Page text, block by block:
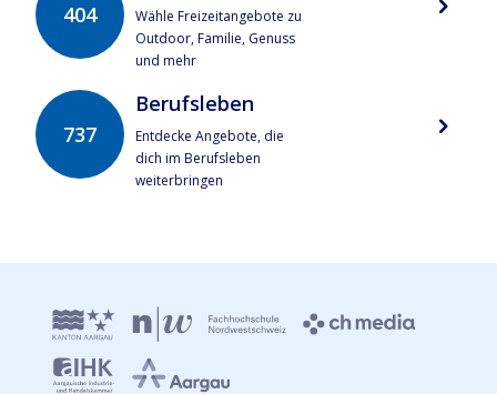
404
Wähle Freizeitangebote zu
Outdoor, Familie, Genuss
und mehr
737
Berufsleben
Entdecke Angebote, die
dich im Berufsleben
weiterbringen